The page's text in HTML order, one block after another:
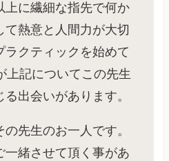
上に繊細な指先で何か
て熱意と人間力が大切
ラクティックを始めて
上記についてこの先生
出会いがあります。
先生のお一人です。
一緒させて頂く事があ